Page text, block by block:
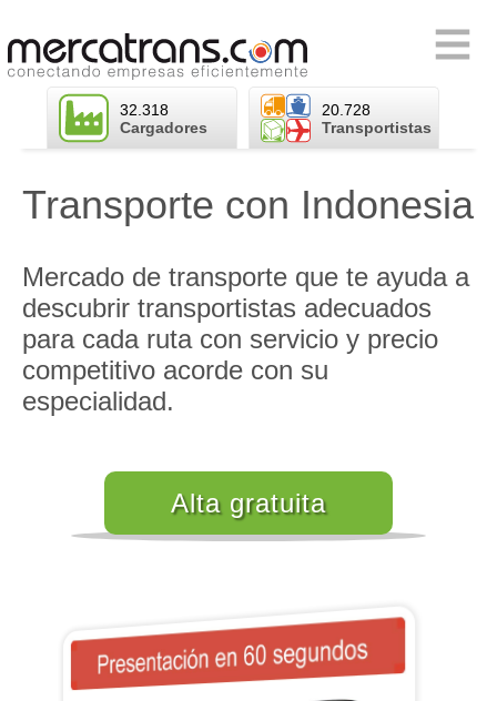
content
Primary
Menu
32.318
Cargadores
20.728
Transportistas
Transporte con Indonesia
Mercado de transporte que te ayuda a
descubrir transportistas adecuados
para cada ruta con servicio y precio
competitivo acorde con su
especialidad.
Alta gratuita